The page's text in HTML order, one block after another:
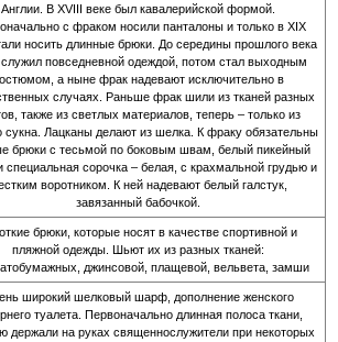
Англии. В XVIII веке был кавалерийской формой.
с фраком носили панталоны и только в XIX
носить длинные брюки. До середины прошлого века
повседневной одеждой, потом стал выходным
а ныне фрак надевают исключительно в
случаях. Раньше фрак шили из тканей разных
также из светлых материалов, теперь – только из
сукна. Лацканы делают из шелка. К фраку обязательны
брюки с тесьмой по боковым швам, белый пикейный
специальная сорочка – белая, с крахмальной грудью и
воротником. К ней надевают белый галстук,
завязанный бабочкой.
брюки, которые носят в качестве спортивной и
пляжной одежды. Шьют их из разных тканей:
джинсовой, плащевой, вельвета, замши
широкий шелковый шарф, дополнение женского
туалета. Первоначально длинная полоса ткани,
держали на руках священнослужители при некоторых